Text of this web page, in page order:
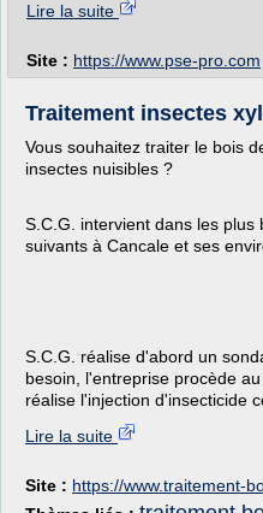
Lire la suite
Site : https://www.pse-pro.com
Traitement insectes
Vous souhaitez traiter le bois
insectes nuisibles ?
S.C.G. intervient dans les
suivants à Cancale et ses
S.C.G. réalise d'abord un
besoin, l'entreprise procède
réalise l'injection d'insecticide
Lire la suite
Site : https://www.traitement-